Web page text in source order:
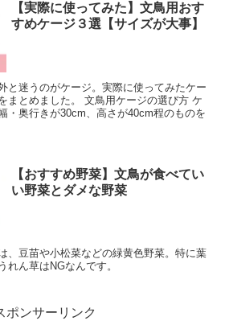
【実際に使ってみた】文鳥用おす
すめケージ３選【サイズが大事】
と迷うのがケージ。実際に使ってみたケー
まとめました。 文鳥用ケージの選び方 ケ
・奥行きが30cm、高さが40cm程のものを
【おすすめ野菜】文鳥が食べてい
い野菜とダメな野菜
、豆苗や小松菜などの緑黄色野菜。特に葉
れん草はNGなんです。
ポンサーリンク